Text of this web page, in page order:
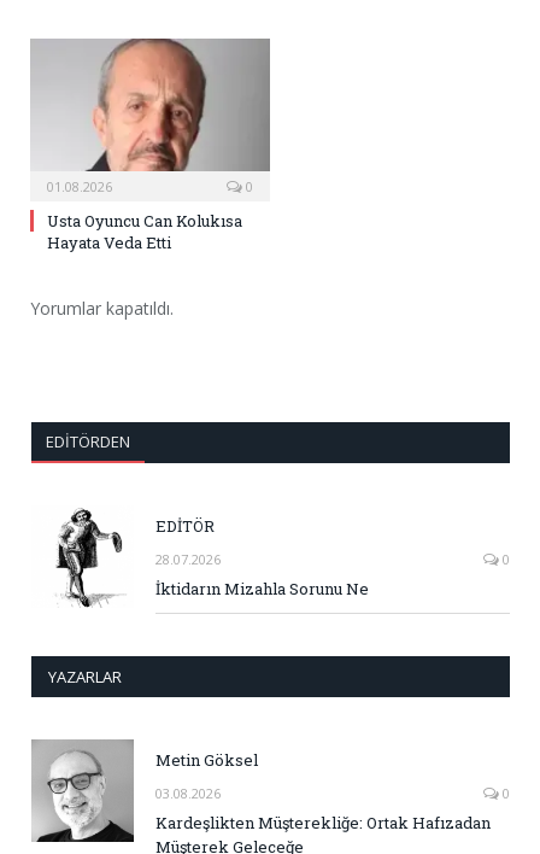
01.08.2026 0
Usta Oyuncu Can Kolukısa
Hayata Veda Etti
Yorumlar kapatıldı.
EDITÖRDEN
EDİTÖR
28.07.2026 0
İktidarın Mizahla Sorunu Ne
YAZARLAR
Metin Göksel
03.08.2026 0
Kardeşlikten Müşterekliğe: Ortak Hafızadan
Müşterek Geleceğe